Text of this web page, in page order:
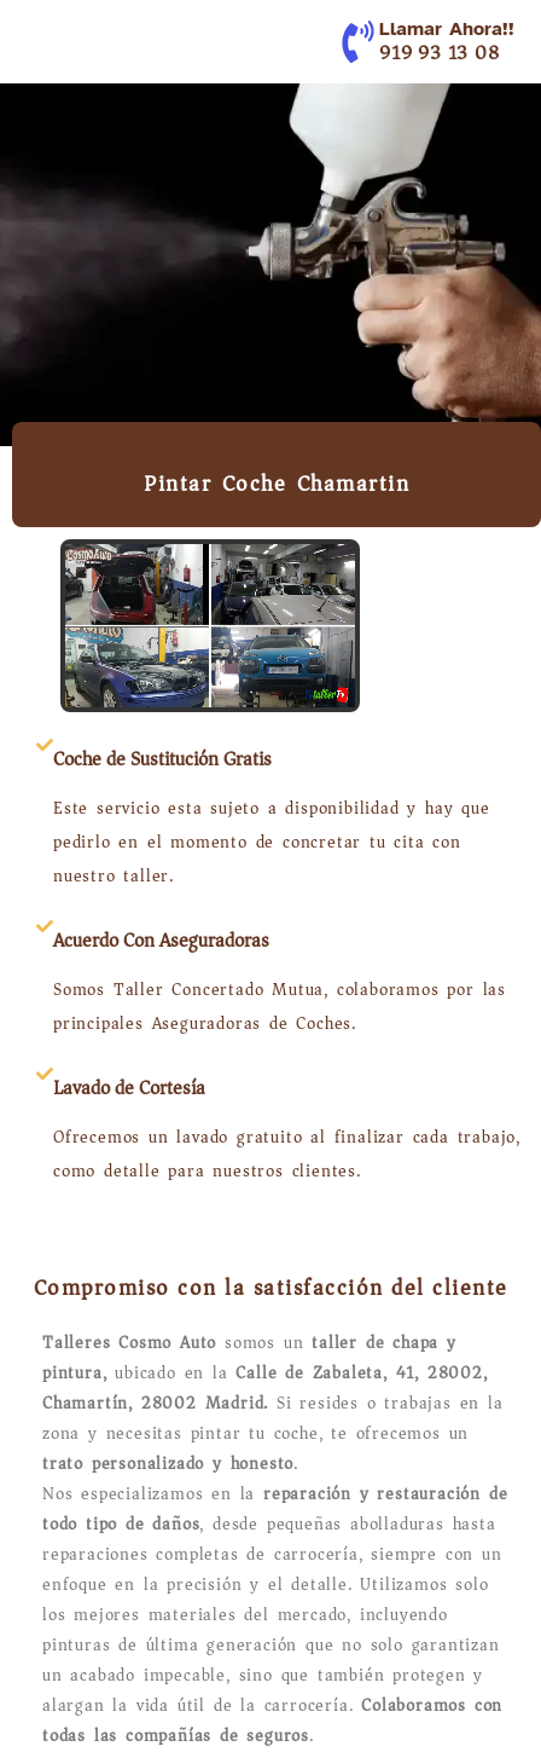
Llamar Ahora!!
919 93 13 08
Pintar Coche Chamartin
Coche de Sustitución Gratis
Este servicio esta sujeto a disponibilidad y hay que
pedirlo en el momento de concretar tu cita con
nuestro taller.
Acuerdo Con Aseguradoras
Somos Taller Concertado Mutua, colaboramos por las
principales Aseguradoras de Coches.
Lavado de Cortesía
Ofrecemos un lavado gratuito al finalizar cada trabajo,
como detalle para nuestros clientes.
Compromiso con la satisfacción del cliente
Talleres Cosmo Auto somos untaller de chapa y
pintura,ubicado en laCalle de Zabaleta, 41, 28002,
Chamartín, 28002 Madrid. Si resides o trabajas en la
zona y necesitas pintar tu coche, te ofrecemos un
trato personalizado y honesto.
Nos especializamos en la reparación y restauración de
todo tipo de daños, desde pequeñas abolladuras hasta
reparaciones completas de carrocería, siempre con un
enfoque en la precisión y el detalle. Utilizamos solo
los mejores materiales del mercado, incluyendo
pinturas de última generación que no solo garantizan
un acabado impecable, sino que también protegen y
alargan la vida útil de la carrocería.Colaboramos con
todas las compañías de seguros.